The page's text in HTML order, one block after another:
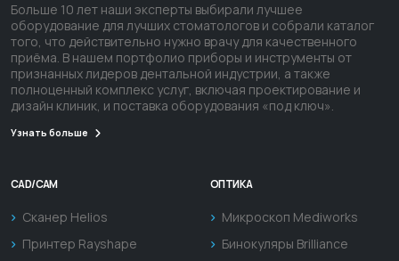
Больше 10 лет наши эксперты выбирали лучшее
оборудование для лучших стоматологов и собрали каталог
того, что действительно нужно врачу для качественного
приёма. В нашем портфолио приборы и инструменты от
признанных лидеров дентальной индустрии, а также
полноценный комплекс услуг, включая проектирование и
дизайн клиник, и поставка оборудования «под ключ».
Узнать больше
CAD/CAM
Сканер Helios
Принтер Rayshape
ОПТИКА
Микроскоп Mediworks
Бинокуляры Brilliance